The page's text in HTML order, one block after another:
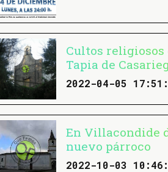
Cultos religiosos
Tapia de
2022-04-05
En Villacondide
nuevo párroco
2022-10-03